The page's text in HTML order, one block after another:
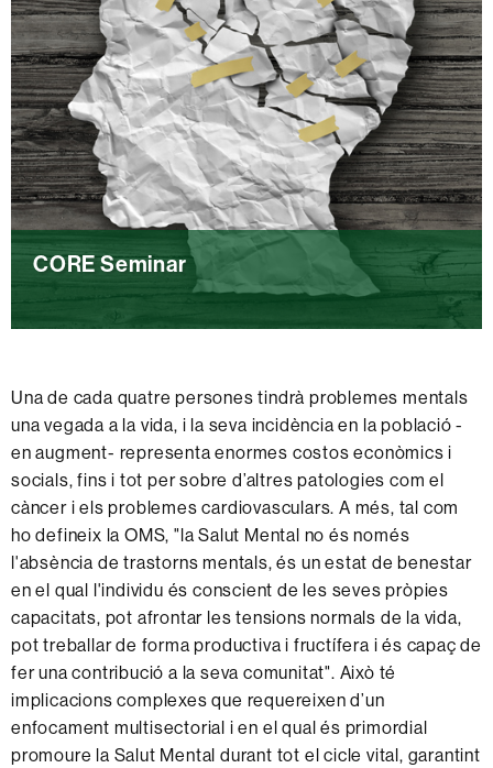
r
n
a
d
e
s
d
e
l
a
e
n
S
a
l
u
t
M
e
n
t
a
l
CORE Seminar
O
E
i
r
Una de cada quatre persones tindrà problemes mentals
una vegada a la vida, i la seva incidència en la població -
en augment- representa enormes costos econòmics i
socials, fins i tot per sobre d’altres patologies com el
càncer i els problemes cardiovasculars. A més, tal com
ho defineix la OMS, "la Salut Mental no és només
l'absència de trastorns mentals, és un estat de benestar
en el qual l'individu és conscient de les seves pròpies
capacitats, pot afrontar les tensions normals de la vida,
pot treballar de forma productiva i fructífera i és capaç de
fer una contribució a la seva comunitat". Això té
implicacions complexes que requereixen d’un
enfocament multisectorial i en el qual és primordial
promoure la Salut Mental durant tot el cicle vital, garantint